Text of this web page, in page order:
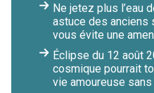
Ne jetez plus l’eau
astuce des anciens
vous évite une
Éclipse du 12 août
cosmique pourrait
vie amoureuse